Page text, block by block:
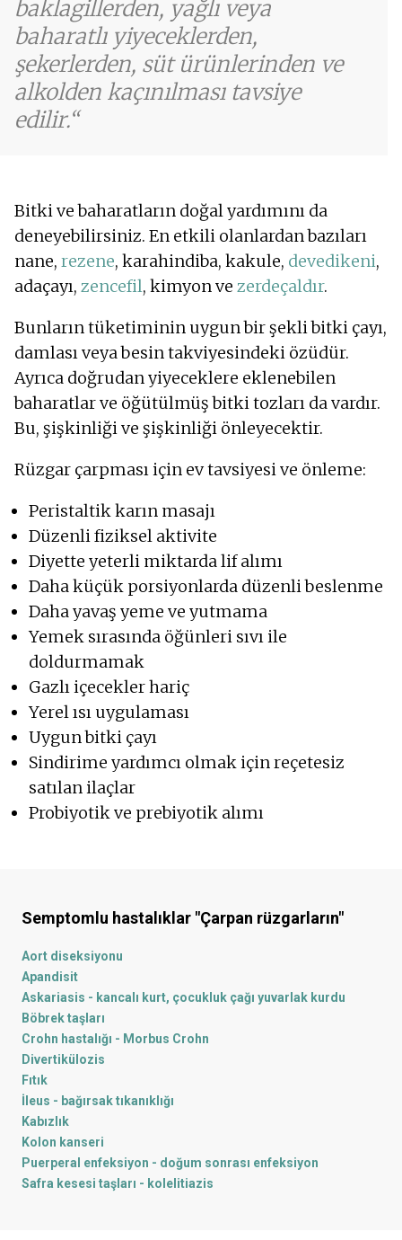
baklagillerden, yağlı veya
baharatlı yiyeceklerden,
şekerlerden, süt ürünlerinden ve
alkolden kaçınılması tavsiye
edilir.
Bitki ve baharatların doğal yardımını da
deneyebilirsiniz. En etkili olanlardan bazıları
nane, rezene, karahindiba, kakule, devedikeni,
adaçayı, zencefil, kimyon ve zerdeçaldır.
Bunların tüketiminin uygun bir şekli bitki çayı,
damlası veya besin takviyesindeki özüdür.
Ayrıca doğrudan yiyeceklere eklenebilen
baharatlar ve öğütülmüş bitki tozları da vardır.
Bu, şişkinliği ve şişkinliği önleyecektir.
Rüzgar çarpması için ev tavsiyesi ve önleme:
Peristaltik karın masajı
Düzenli fiziksel aktivite
Diyette yeterli miktarda lif alımı
Daha küçük porsiyonlarda düzenli beslenme
Daha yavaş yeme ve yutmama
Yemek sırasında öğünleri sıvı ile
doldurmamak
Gazlı içecekler hariç
Yerel ısı uygulaması
Uygun bitki çayı
Sindirime yardımcı olmak için reçetesiz
satılan ilaçlar
Probiyotik ve prebiyotik alımı
Semptomlu hastalıklar "Çarpan rüzgarların"
Aort diseksiyonu
Apandisit
Askariasis - kancalı kurt, çocukluk çağı yuvarlak kurdu
Böbrek taşları
Crohn hastalığı - Morbus Crohn
Divertikülozis
Fıtık
İleus - bağırsak tıkanıklığı
Kabızlık
Kolon kanseri
Puerperal enfeksiyon - doğum sonrası enfeksiyon
Safra kesesi taşları - kolelitiazis